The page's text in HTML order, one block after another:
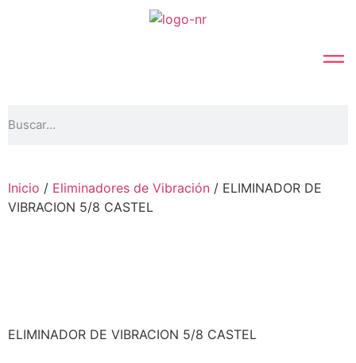
Inicio / Eliminadores de Vibración / ELIMINADOR DE
VIBRACION 5/8 CASTEL
ELIMINADOR DE VIBRACION 5/8 CASTEL